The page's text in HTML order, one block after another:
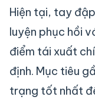
Hiện tại, tay
luyện phục hồi
điểm tái xuất
định. Mục tiêu
trạng tốt nhất